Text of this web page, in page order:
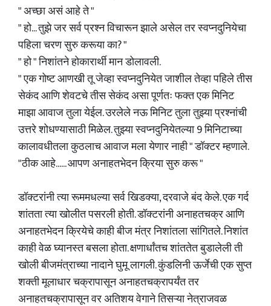
" अच्छा असं आहे ते "
" हो... तुझे जर सर्व प्रश्न विचारून झाले असेल तर स्वप्नदुनियेचा
पहिला चरण सुरु करूया का? "
" हो " निशांतने होकारार्थी मान डोलावली.
" एक गोष्ट आणखी तू जेव्हा स्वप्नदुनियेत जाशील तेव्हा पहिले तीस
सेकंद आणि शेवटचे तीस सेकंद असा पूर्णतः फक्त एक मिनिट
माझा आवाज तुला येईल. उरलेले नऊ मिनिट तुला तुझ्या प्रश्नांची
उत्तरे शोधण्यासाठी मिळेल. तुझ्या स्वप्नदुनियेतल्या 9 मिनिटाच्या
कालावधीतला कुठलाच आवाज मला येणार नाही " डॉक्टर म्हणाले.
"ठीक आहे...... आपण अनाहतभेदन क्रिया सुरु करू "
डॉक्टरांनी त्या रूममधल्या सर्व खिडक्या, दरवाजे बंद केले. एक गर्द
शांतता त्या खोलीत पसरली होती. डॉक्टरांनी अनाहतचक्र आणि
अनाहतभेदन क्रियेचे काही बीज मंत्र निशांतला सांगितले. निशांत
काही वेळ घ्यानस्त बसला होता. क्षणार्धांतच शांततेत बुडालेली ती
खोली बीजमंत्राच्या नादाने घुमू लागली. कुंडलिनी ऊर्जेची एक सुप्त
शक्ती मूलाधार चक्रापासून अनाहतचक्रापर्यंत तर
अनाहतचक्रापासून वर अतिशय वेगाने तिसऱ्या नेत्राजवळ